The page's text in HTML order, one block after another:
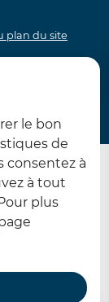
le bon
de
consentez à
à tout
plus
plan du site
personnes
Menu